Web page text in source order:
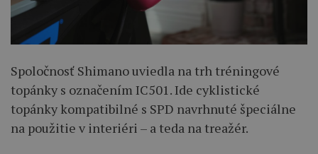
Spoločnosť Shimano uviedla na trh tréningové
topánky s označením IC501. Ide cyklistické
topánky kompatibilné s SPD navrhnuté špeciálne
na použitie v interiéri – a teda na treažér.